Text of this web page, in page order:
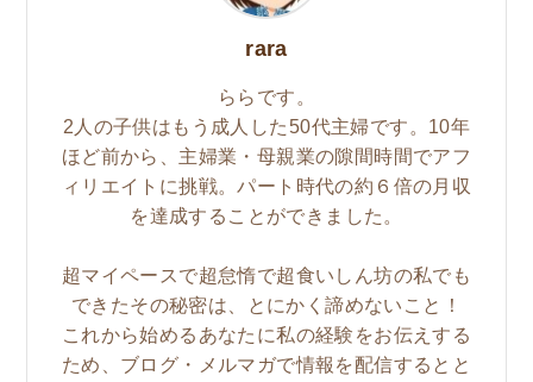
rara
ららです。
2人の子供はもう成人した50代主婦です。10年
ほど前から、主婦業・母親業の隙間時間でアフ
ィリエイトに挑戦。パート時代の約６倍の月収
を達成することができました。
超マイペースで超怠惰で超食いしん坊の私でも
できたその秘密は、とにかく諦めないこと！
これから始めるあなたに私の経験をお伝えする
ため、ブログ・メルマガで情報を配信するとと